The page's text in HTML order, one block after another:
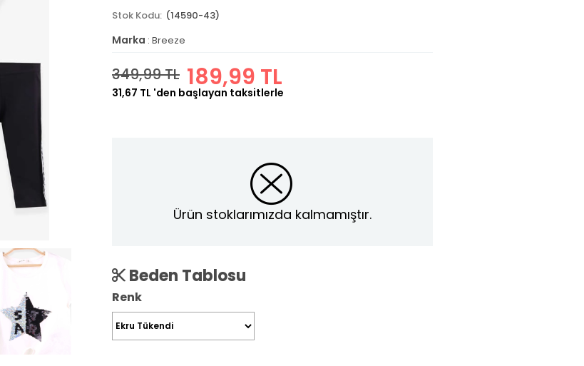
(14590-43)
Marka : Breeze
349,99 TL 189,99 TL
31,67 TL 'den başlayan taksitlerle
Ürün stoklarımızda kalmamıştır.
Beden Tablosu
Renk